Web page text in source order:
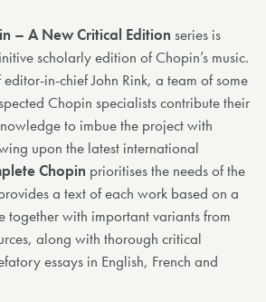
– A New Critical Edition series is
scholarly edition of Chopin’s music.
in-chief John Rink, a team of some
Chopin specialists contribute their
to imbue the project with
upon the latest international
Chopin prioritises the needs of the
a text of each work based on a
together with important variants from
along with thorough critical
essays in English, French and